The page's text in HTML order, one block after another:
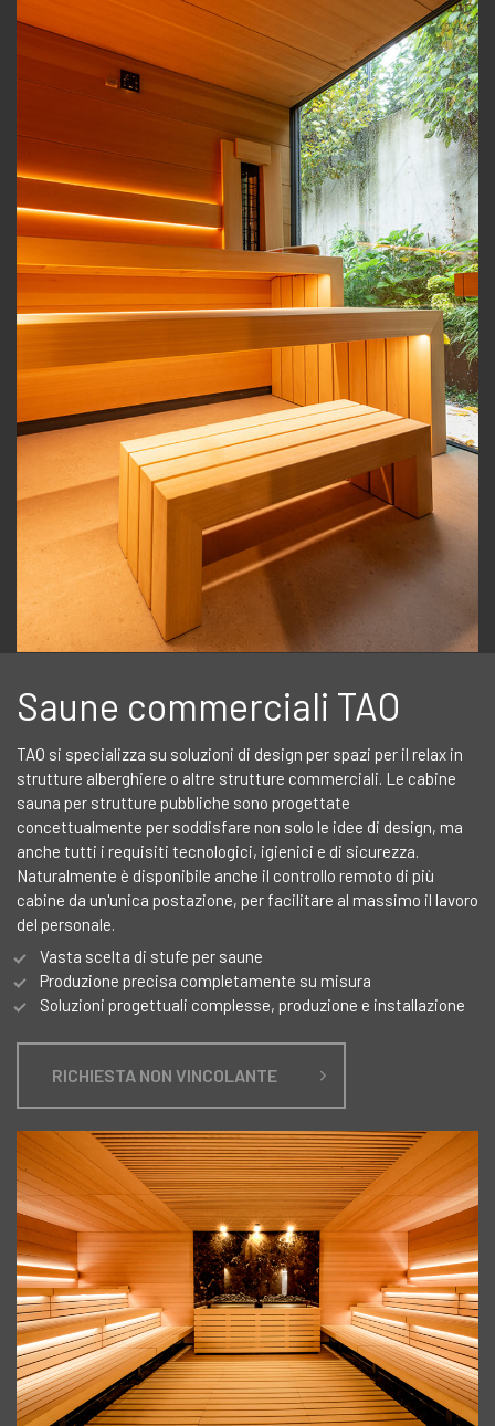
Saune commerciali TAO
TAO si specializza su soluzioni di design per spazi per il relax in
strutture alberghiere o altre strutture commerciali. Le cabine
sauna per strutture pubbliche sono progettate
concettualmente per soddisfare non solo le idee di design, ma
anche tutti i requisiti tecnologici, igienici e di sicurezza.
Naturalmente è disponibile anche il controllo remoto di più
cabine da un'unica postazione, per facilitare al massimo il lavoro
del personale.
Vasta scelta di stufe per saune
Produzione precisa completamente su misura
Soluzioni progettuali complesse, produzione e installazione
RICHIESTA NON VINCOLANTE